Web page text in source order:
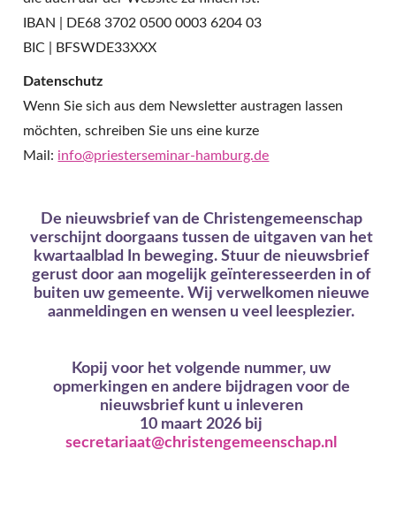
IBAN | DE68 3702 0500 0003 6204 03
BIC | BFSWDE33XXX
Datenschutz
Wenn Sie sich aus dem Newsletter austragen lassen
möchten, schreiben Sie uns eine kurze
Mail: info@priesterseminar-hamburg.de
De nieuwsbrief van de Christengemeenschap
verschijnt doorgaans tussen de uitgaven van het
kwartaalblad In beweging. Stuur de nieuwsbrief
gerust door aan mogelijk geïnteresseerden in of
buiten uw gemeente. Wij verwelkomen nieuwe
aanmeldingen en wensen u veel leesplezier.
Kopij voor het volgende nummer, uw
opmerkingen en andere bijdragen voor de
nieuwsbrief kunt u inleveren
10 maart 2026 bij
secretariaat@christengemeenschap.nl